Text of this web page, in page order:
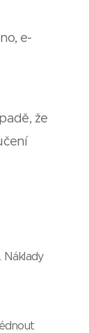
e-
že
Náklady